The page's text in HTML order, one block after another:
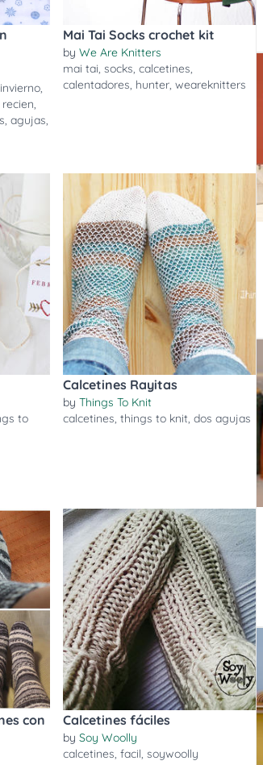
invierno,
recien,
,agujas,
Mai Tai Socks crochet kit
byWe Are Knitters
mai tai,socks,calcetines,
calentadores, hunter,weareknitters
to
Calcetines Rayitas
byThings To Knit
calcetines,things to knit,dos agujas
con
Calcetines fáciles
bySoy Woolly
calcetines,facil,soywoolly